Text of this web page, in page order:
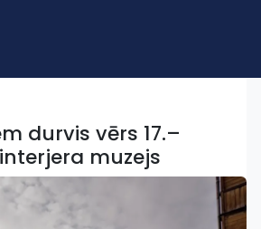
durvis vērs 17.–
muzejs